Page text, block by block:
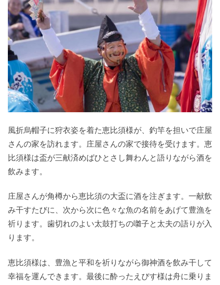
風折烏帽子に狩衣姿を着た恵比須様が、釣竿を担いで庄屋
さんの家を訪れます。庄屋さんの家で接待を受けます。恵
比須様は盃が三献済めばひとさし舞わんと語りながら酒を
飲みます。
庄屋さんが角樽から恵比須の大盃に酒を注ぎます。一献飲
み干すたびに、次から次に色々な魚の名前をあげて豊漁を
祈ります。歯切れのよい太鼓打ちの囃子と太夫の語りが入
ります。
恵比須様は、豊漁と平和を祈りながら御神酒を飲み干して
幸福を運んできます。最後に酔ったえびす様は舟に乗りま